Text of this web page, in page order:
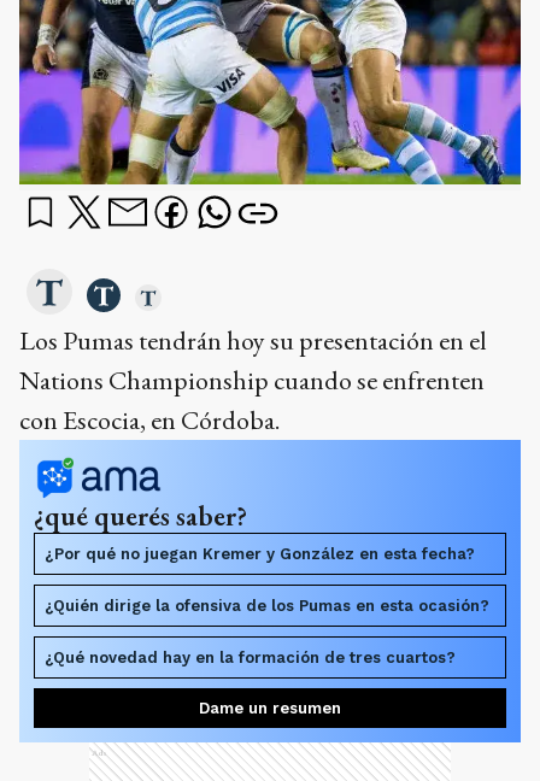
Los Pumas tendrán hoy su presentación en el
Nations Championship cuando se enfrenten
con Escocia, en Córdoba.
¿qué querés saber?
¿Por qué no juegan Kremer y González en esta fecha?
¿Quién dirige la ofensiva de los Pumas en esta ocasión?
¿Qué novedad hay en la formación de tres cuartos?
Dame un resumen
Ads